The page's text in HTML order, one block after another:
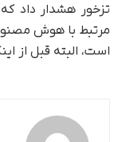
تزخور هشدار داد
مرتبط با هوش
است، البته قبل از